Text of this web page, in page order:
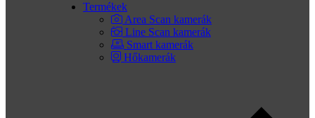
Termékek
Area Scan kamerák
Line Scan kamerák
Smart kamerák
Hőkamerák